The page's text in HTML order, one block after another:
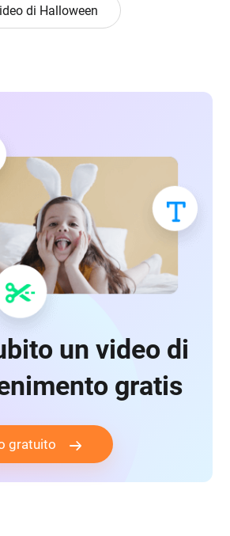
di Halloween
un video di
gratis
gratuito